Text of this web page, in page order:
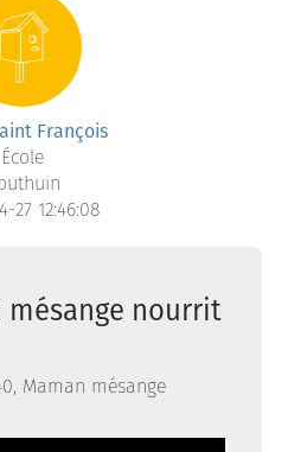
François
École
27 12:46:08
mésange nourrit
Maman mésange